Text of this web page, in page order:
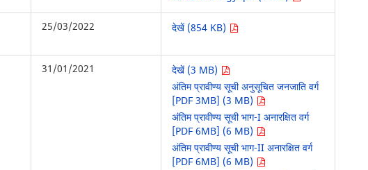
25/03/2022 देखें (854 KB)
31/01/2021
देखें (3 MB)
अंतिम प्रावीण्य सूची अनुसूचित जनजाति वर्ग
[PDF 3MB] (3 MB)
अंतिम प्रावीण्य सूची भाग-I अनारक्षित वर्ग
[PDF 6MB] (6 MB)
अंतिम प्रावीण्य सूची भाग-II अनारक्षित वर्ग
[PDF 6MB] (6 MB)